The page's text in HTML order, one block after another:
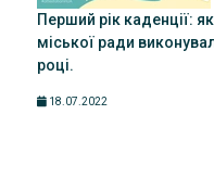
Перший рік каденції:
міської ради
році.
18.07.2022